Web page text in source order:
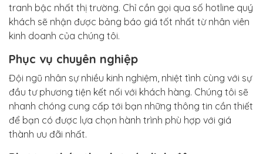
tranh bậc nhất thị trường. Chỉ cần gọi qua số hotline quý
khách sẽ nhận được bảng báo giá tốt nhất từ nhân viên
kinh doanh của chúng tôi.
Phục vụ chuyên nghiệp
Đội ngũ nhân sự nhiều kinh nghiệm, nhiệt tình cùng với sự
đầu tư phương tiện kết nối với khách hàng. Chúng tôi sẽ
nhanh chóng cung cấp tới bạn những thông tin cần thiết
để bạn có được lựa chọn hành trình phù hợp với giá
thành ưu đãi nhất.